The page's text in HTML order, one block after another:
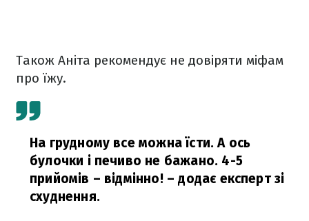
Також Аніта рекомендує не довіряти міфам
про їжу.
На грудному все можна їсти. А ось
булочки і печиво не бажано. 4-5
прийомів – відмінно!– додає експерт зі
схуднення.